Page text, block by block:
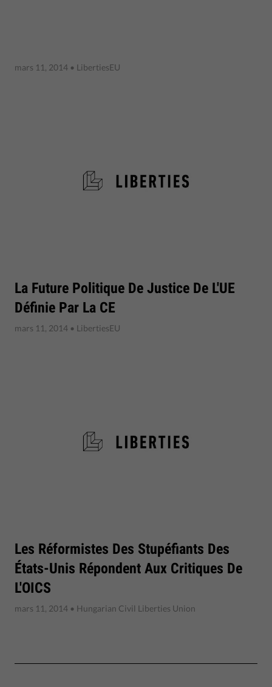
mars 11, 2014 • LibertiesEU
La Future Politique De Justice De L'UE
Définie Par La CE
mars 11, 2014 • LibertiesEU
Les Réformistes Des Stupéfiants Des
États-Unis Répondent Aux Critiques De
L'OICS
mars 11, 2014 • Hungarian Civil Liberties Union